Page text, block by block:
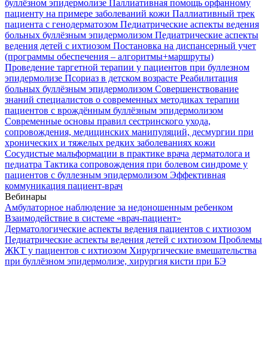
буллёзном эпидермолизе Паллиативная помощь орфанному
пациенту на примере заболеваний кожи Паллиативный трек
пациента с генодерматозом Педиатрические аспекты ведения
больных буллёзным эпидермолизом Педиатрические аспекты
ведения детей с ихтиозом Постановка на диспансерный учет
(программы обеспечения – алгоритмы+маршруты)
Проведение таргетной терапии у пациентов при буллезном
эпидермолизе Псориаз в детском возрасте Реабилитация
больных буллёзным эпидермолизом Совершенствование
знаний специалистов о современных методиках терапии
пациентов с врождённым буллёзным эпидермолизом
Современные основы правил сестринского ухода,
сопровождения, медицинских манипуляций, десмургии при
хронических и тяжелых редких заболеваниях кожи
Сосудистые мальформации в практике врача дерматолога и
педиатра Тактика сопровождения при болевом синдроме у
пациентов с буллезным эпидермолизом Эффективная
коммуникация пациент-врач
Вебинары
Амбулаторное наблюдение за недоношенным ребенком
Взаимодействие в системе «врач-пациент»
Дерматологические аспекты ведения пациентов с ихтиозом
Педиатрические аспекты ведения детей с ихтиозом Проблемы
ЖКТ у пациентов с ихтиозом Хирургические вмешательства
при буллёзном эпидермолизе, хирургия кисти при БЭ